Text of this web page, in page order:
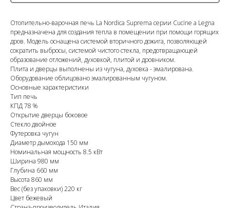
Отопительно-варочная печь La Nordica Suprema серии Cucine a Legna
предназначена для создания тепла в помещении при помощи горящих
дров. Модель оснащена системой вторичного дожига, позволяющей
сократить выбросы, системой чистого стекла, предотвращающей
образование отложений, духовкой, плитой и дровником.
Плита и дверцы выполнены из чугуна, духовка - эмалирована.
Оборудование облицовано эмалированным чугуном.
Основные характеристики
Тип печь
КПД 78 %
Открытие дверцы боковое
Стекло двойное
Футеровка чугун
Диаметр дымохода 150 мм
Номинальная мощность 8.5 кВт
Ширина 980 мм
Глубина 660 мм
Высота 860 мм
Вес (без упаковки) 220 кг
Цвет бежевый